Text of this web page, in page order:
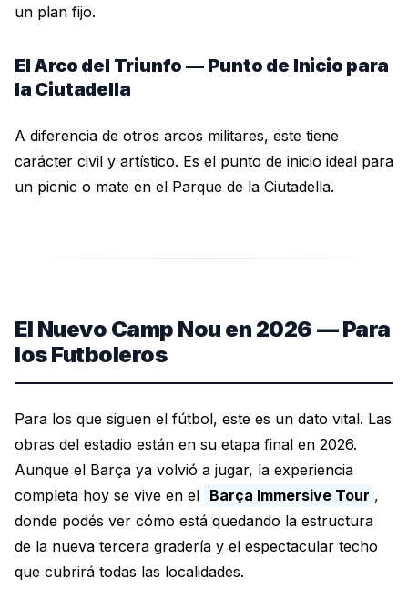
un plan fijo.
El Arco del Triunfo — Punto de Inicio para
la Ciutadella
A diferencia de otros arcos militares, este tiene
carácter civil y artístico. Es el punto de inicio ideal para
un picnic o mate en el Parque de la Ciutadella.
El Nuevo Camp Nou en 2026 — Para
los Futboleros
Para los que siguen el fútbol, este es un dato vital. Las
obras del estadio están en su etapa final en 2026.
Aunque el Barça ya volvió a jugar, la experiencia
completa hoy se vive en el Barça Immersive Tour ,
donde podés ver cómo está quedando la estructura
de la nueva tercera gradería y el espectacular techo
que cubrirá todas las localidades.